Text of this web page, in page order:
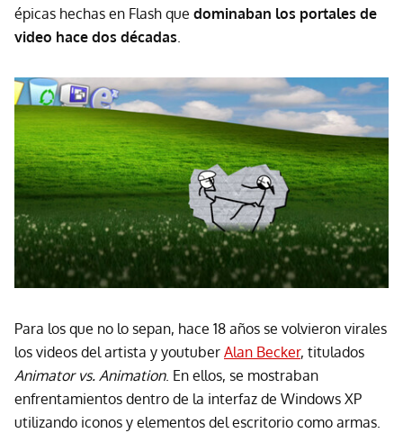
épicas hechas en Flash que dominaban los portales de
video hace dos décadas.
Para los que no lo sepan, hace 18 años se volvieron virales
los videos del artista y youtuber Alan Becker, titulados
Animator vs. Animation. En ellos, se mostraban
enfrentamientos dentro de la interfaz de Windows XP
utilizando iconos y elementos del escritorio como armas.